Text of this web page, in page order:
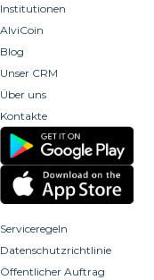
Institutionen
AlviCoin
Blog
Unser CRM
Über uns
Kontakte
Serviceregeln
Datenschutzrichtlinie
Öffentlicher Auftrag